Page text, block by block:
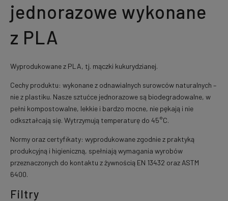
jednorazowe wykonane
z PLA
Wyprodukowane z PLA, tj. mączki kukurydzianej.
Cechy produktu: wykonane z odnawialnych surowców naturalnych –
nie z plastiku. Nasze sztućce jednorazowe są biodegradowalne, w
pełni kompostowalne, lekkie i bardzo mocne, nie pękają i nie
odkształcają się. Wytrzymują temperaturę do 45°C.
Normy oraz certyfikaty: wyprodukowane zgodnie z praktyką
produkcyjną i higieniczną, spełniają wymagania wyrobów
przeznaczonych do kontaktu z żywnością EN 13432 oraz ASTM
6400.
Filtry